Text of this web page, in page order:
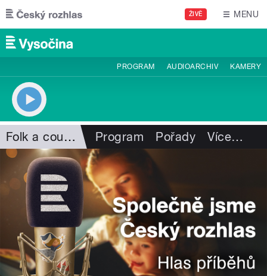
Přejít k hlavnímu obsahu
ŽIVĚ MENU
PROGRAM AUDIOARCHIV KAMERY
Folk a country Program Pořady Více…